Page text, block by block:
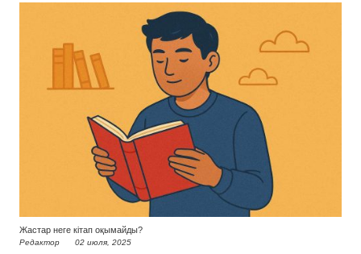
Жастар неге кітап оқымайды?
Редактор 02 июля, 2025